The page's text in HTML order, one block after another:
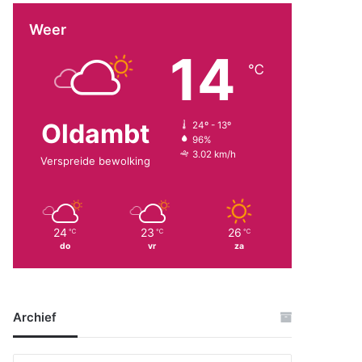
Weer
Oldambt
Verspreide bewolking
14 ℃
24º - 13º
96%
3.02 km/h
24 ℃
do
23 ℃
vr
26 ℃
za
Archief